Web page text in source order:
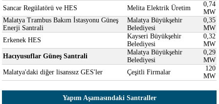
Sancar Regülatörü ve HES
Melita Elektrik Üretim
0,74
MW
Malatya Trambus Bakım İstasyonu Güneş
Enerji Santrali
Malatya Büyükşehir
Belediyesi
0,35
MW
Erkenek HES
Kayseri Büyükşehir
Belediyesi
0,32
MW
Hacıyusuflar Güneş Santrali
Malatya Büyükşehir
Belediyesi
0,29
MW
Malatya'daki diğer lisanssız GES'ler
Çeşitli Firmalar
120
MW
Yapım Aşamasındaki Santraller